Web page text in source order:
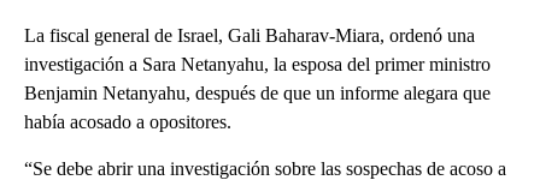
La fiscal general de Israel, Gali Baharav-Miara, ordenó una
investigación a Sara Netanyahu, la esposa del primer ministro
Benjamin Netanyahu, después de que un informe alegara que
había acosado a opositores.
“Se debe abrir una investigación sobre las sospechas de acoso a